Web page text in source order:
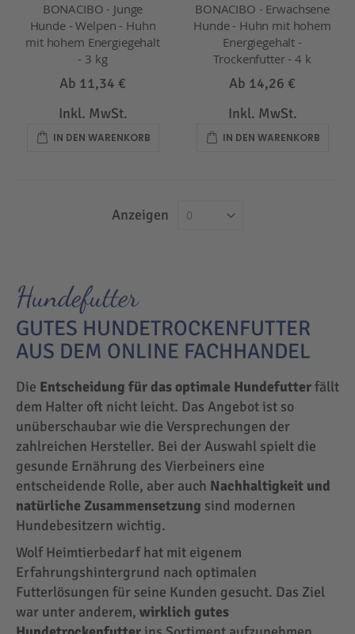
BONACIBO - Junge
Hunde - Welpen - Huhn
mit hohem Energiegehalt
- 3 kg
Ab 11,34 €
Inkl. MwSt.
IN DEN WARENKORB
BONACIBO - Erwachsene
Hunde - Huhn mit hohem
Energiegehalt -
Trockenfutter - 4 k
Ab 14,26 €
Inkl. MwSt.
IN DEN WARENKORB
Anzeigen
Hundefutter
GUTES HUNDETROCKENFUTTER
AUS DEM ONLINE FACHHANDEL
Die Entscheidung für das optimale Hundefutterfällt
dem Halter oft nicht leicht. Das Angebot ist so
unüberschaubar wie die Versprechungen der
zahlreichen Hersteller. Bei der Auswahl spielt die
gesunde Ernährung des Vierbeiners eine
entscheidende Rolle, aber auch Nachhaltigkeit und
natürliche Zusammensetzung sind modernen
Hundebesitzern wichtig.
Wolf Heimtierbedarf hat mit eigenem
Erfahrungshintergrund nach optimalen
Futterlösungen für seine Kunden gesucht. Das Ziel
war unter anderem, wirklich gutes